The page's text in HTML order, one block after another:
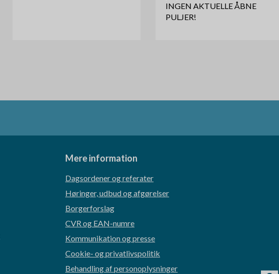
INGEN AKTUELLE ÅBNE
PULJER!
Mere information
Dagsordener og referater
Høringer, udbud og afgørelser
Borgerforslag
CVR og EAN-numre
Kommunikation og presse
Cookie- og privatlivspolitik
Behandling af personoplysninger